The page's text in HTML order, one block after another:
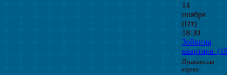
14
ноября
(Пт)
18:30
Зойкина
Пушкинская
карта